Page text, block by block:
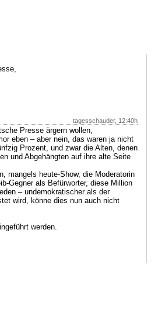
tagesschauder, 12:40h
Presse ärgern wollen,
eben – aber nein, das waren ja nicht
Prozent, und zwar die Alten, denen
und Abgehängten auf ihre alte Seite
mangels heute-Show, die Moderatorin
Gegner als Befürworter, diese Million
– undemokratischer als der
wird, könne dies nun auch nicht
werden.